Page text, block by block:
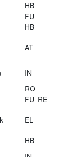
HB
FU
HB
AT
IN
RO
FU, RE
EL
HB